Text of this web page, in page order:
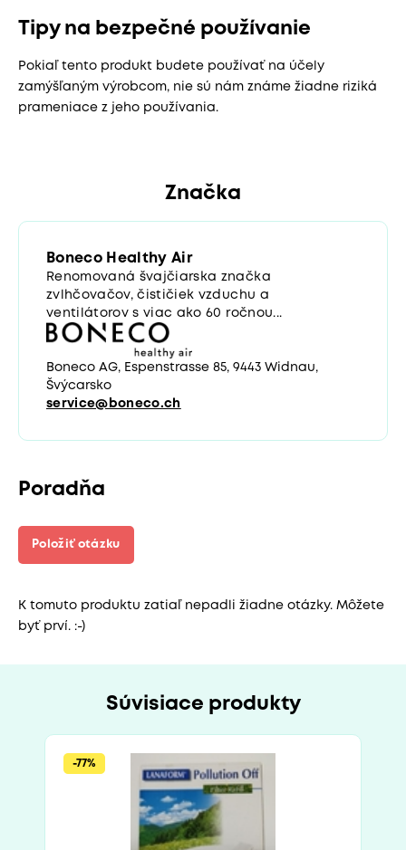
Tipy na bezpečné používanie
Pokiaľ tento produkt budete používať na účely
zamýšľaným výrobcom, nie sú nám známe žiadne riziká
prameniace z jeho používania.
Značka
Boneco Healthy Air
Renomovaná švajčiarska značka
zvlhčovačov, čističiek vzduchu a
ventilátorov s viac ako 60 ročnou...
Boneco AG, Espenstrasse 85, 9443 Widnau,
Švýcarsko
service@boneco.ch
Poradňa
Položiť otázku
K tomuto produktu zatiaľ nepadli žiadne otázky. Môžete
byť prví. :-)
Súvisiace produkty
-77%